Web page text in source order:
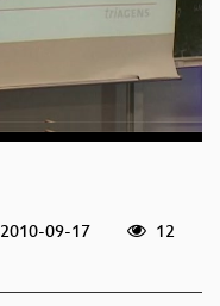
eng 576p (mp4)
eng 576p (webm)
2010-09-17
12